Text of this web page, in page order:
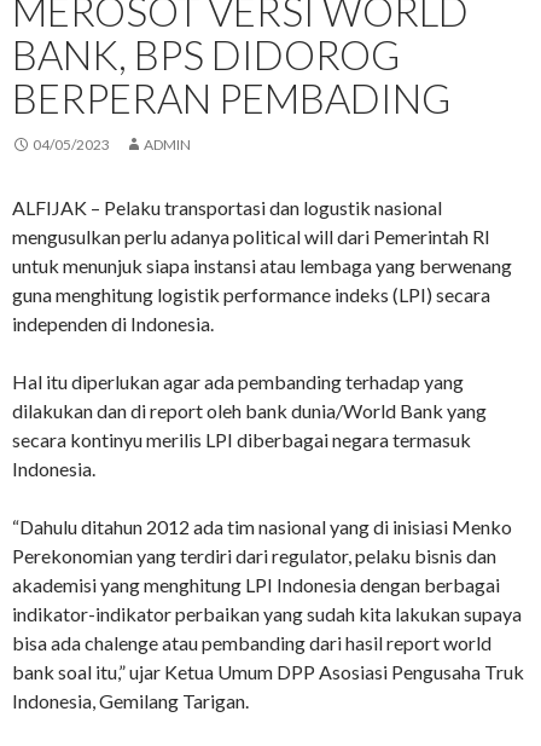
MEROSOT VERSI WORLD
BANK, BPS DIDOROG
BERPERAN PEMBADING
04/05/2023 ADMIN
ALFIJAK – Pelaku transportasi dan logustik nasional
mengusulkan perlu adanya political will dari Pemerintah RI
untuk menunjuk siapa instansi atau lembaga yang berwenang
guna menghitung logistik performance indeks (LPI) secara
independen di Indonesia.
Hal itu diperlukan agar ada pembanding terhadap yang
dilakukan dan di report oleh bank dunia/World Bank yang
secara kontinyu merilis LPI diberbagai negara termasuk
Indonesia.
“Dahulu ditahun 2012 ada tim nasional yang di inisiasi Menko
Perekonomian yang terdiri dari regulator, pelaku bisnis dan
akademisi yang menghitung LPI Indonesia dengan berbagai
indikator-indikator perbaikan yang sudah kita lakukan supaya
bisa ada chalenge atau pembanding dari hasil report world
bank soal itu,” ujar Ketua Umum DPP Asosiasi Pengusaha Truk
Indonesia, Gemilang Tarigan.